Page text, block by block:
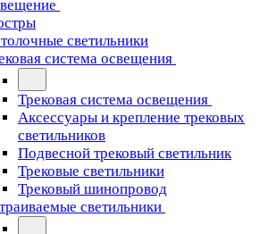
светильники
система освещения
Трековая система освещения
Аксессуары и крепление трековых
светильников
Подвесной трековый светильник
Трековые светильники
Трековый шинопровод
светильники